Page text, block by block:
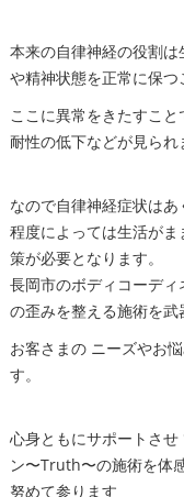
本来の自律神経の役割
や精神状態を正常に保つ
ここに異常をきたすこ
耐性の低下などが見られ
なので自律神経症状はあ
程度によっては生活が
策が必要となります。
長岡市のボディコーデ
の歪みを整える施術を武
お客さまの ニーズやお
す。
心身ともにサポートさ
ン〜Truth〜の施術を体
努めて参ります